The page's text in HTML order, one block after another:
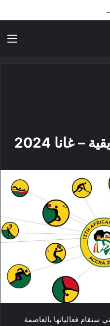
ويضمه لثلاثة مواسم
– غانا 2024
ستقام فعالياتها بالعاصمة